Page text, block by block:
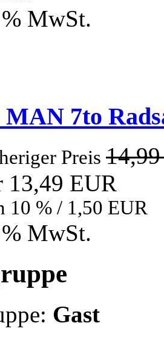
MwSt.
MAN 7to
Preis
13,49 EUR
10 % / 1,50 EUR
MwSt.
Gast